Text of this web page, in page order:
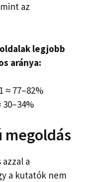
az
legjobb
aránya:
≈ 77–82%
megoldás
a
a kutatók nem